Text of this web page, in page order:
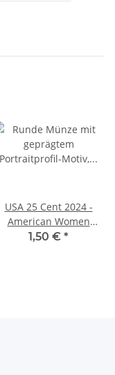
USA 25 Cent 2024 -
American Women
Quarter #8 - M.
1,50 € *